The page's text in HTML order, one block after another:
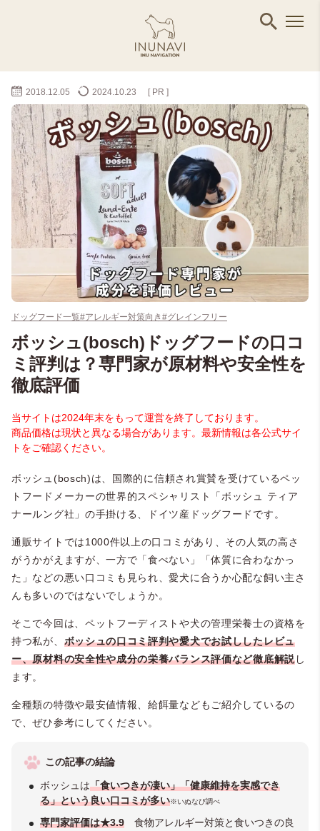
2018.12.05 2024.10.23 [ PR ]
ドッグフード一覧#アレルギー対策向き#グレインフリー
ボッシュ(bosch)ドッグフードの口コ
ミ評判は？専門家が原材料や安全性を
徹底評価
当サイトは2024年末をもって運営を終了しております。
商品価格は現状と異なる場合があります。最新情報は各公式サイ
トをご確認ください。
ボッシュ(bosch)は、国際的に信頼され賞賛を受けているペッ
トフードメーカーの世界的スペシャリスト「ボッシュ ティア
ナールング社」の手掛ける、ドイツ産ドッグフードです。
通販サイトでは1000件以上の口コミがあり、その人気の高さ
がうかがえますが、一方で「食べない」「体質に合わなかっ
た」などの悪い口コミも見られ、愛犬に合うか心配な飼い主さ
んも多いのではないでしょうか。
そこで今回は、ペットフーディストや犬の管理栄養士の資格を
持つ私が、 ボッシュの口コミ評判や愛犬でお試ししたレビュ
ー、原材料の安全性や成分の栄養バランス評価など徹底解説し
ます。
全種類の特徴や最安値情報、給餌量などもご紹介しているの
で、ぜひ参考にしてください。
この記事の結論
ボッシュは「食いつきが凄い」「健康維持を実感でき
る」という良い口コミが多い※いぬなび調べ
専門家評価は★3.9 食物アレルギー対策と食いつきの良